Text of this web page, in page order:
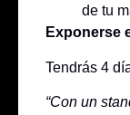
de tu
Exponerse
Tendrás 4
“Con un